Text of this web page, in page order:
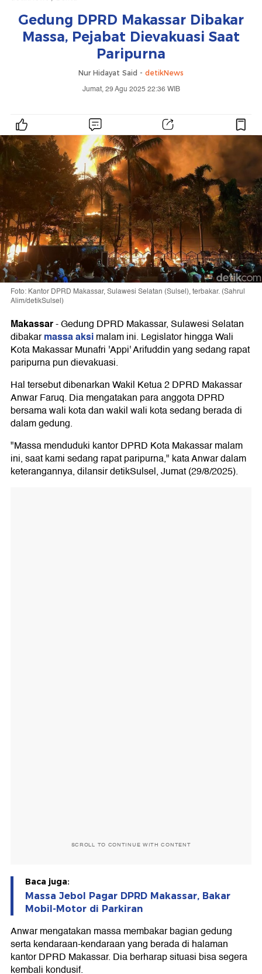
Gedung DPRD Makassar Dibakar
Massa, Pejabat Dievakuasi Saat
Paripurna
Nur Hidayat Said - detikNews
Jumat, 29 Agu 2025 22:36 WIB
Foto: Kantor DPRD Makassar, Sulawesi Selatan (Sulsel), terbakar. (Sahrul
Alim/detikSulsel)
Makassar-Gedung DPRD Makassar, Sulawesi Selatan
dibakarmassa aksimalam ini. Legislator hingga Wali
Kota Makassar Munafri 'Appi' Arifuddin yang sedang rapat
paripurna pun dievakuasi.
Hal tersebut dibenarkan Wakil Ketua 2 DPRD Makassar
Anwar Faruq. Dia mengatakan para anggota DPRD
bersama wali kota dan wakil wali kota sedang berada di
dalam gedung.
"Massa menduduki kantor DPRD Kota Makassar malam
ini, saat kami sedang rapat paripurna," kata Anwar dalam
keterangannya, dilansir detikSulsel, Jumat (29/8/2025).
SCROLL TO CONTINUE WITH CONTENT
Baca juga:
Massa Jebol Pagar DPRD Makassar, Bakar
Mobil-Motor di Parkiran
Anwar mengatakan massa membakar bagian gedung
serta kendaraan-kendaraan yang berada di halaman
kantor DPRD Makassar. Dia berharap situasi bisa segera
kembali kondusif.